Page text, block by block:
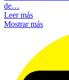
de…
Leer más
Mostrar más